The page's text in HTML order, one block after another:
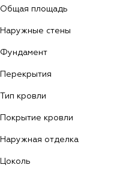
Общая площадь
Наружные стены
Фундамент
Перекрытия
Тип кровли
Покрытие кровли
Наружная отделка
Цоколь